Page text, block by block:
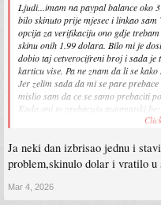
Ljudi...imam na paypal balance oko
bilo skinuto prije mjesec i linkao
opcija za verifikaciju ono gdje
skinu onih 1.99 dolara. Bilo mi je
dobio taj cetverocifreni broj i sada je
karticu vise. Pa ne znam da li se
Jer zelim sada da mi se pare
mislio sam da ce se samo prebaciti
Kada oni to prebacuju
provizija 9 KM. I imaju dvije
Ima li tu jos kakvih troskova,ako
da ce vjerovatno biti i konverzija
Ali me vise zanima zasto nemam
Ja neki dan izbrisao jednu i
problem,skinulo dolar i vratilo u
Mar 4, 2026